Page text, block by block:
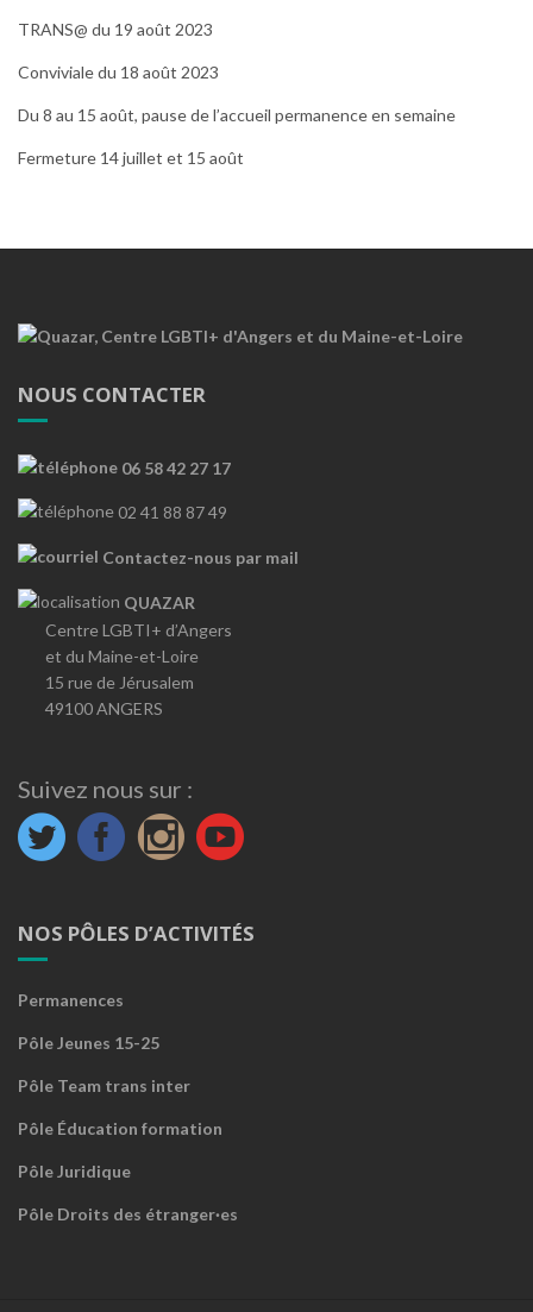
TRANS@ du 19 août 2023
Conviviale du 18 août 2023
Du 8 au 15 août, pause de l’accueil permanence en semaine
Fermeture 14 juillet et 15 août
NOUS CONTACTER
06 58 42 27 17
02 41 88 87 49
Contactez-nous par mail
QUAZAR
Centre LGBTI+ d’Angers
et du Maine-et-Loire
15 rue de Jérusalem
49100 ANGERS
Suivez nous sur :
NOS PÔLES D’ACTIVITÉS
Permanences
Pôle Jeunes 15-25
Pôle Team trans inter
Pôle Éducation formation
Pôle Juridique
Pôle Droits des étranger·es